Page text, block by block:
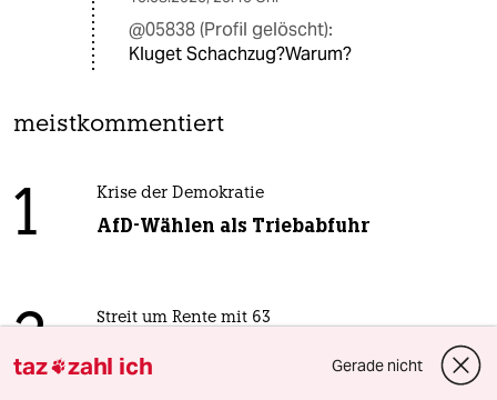
@05838 (Profil gelöscht):
Kluget Schachzug?Warum?
meistkommentiert
1 Krise der Demokratie
AfD-Wählen als Triebabfuhr
2 Streit um Rente mit 63
taz zahl ich Gerade nicht